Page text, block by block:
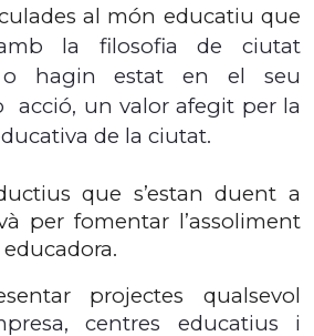
al món educatiu que
la filosofia de ciutat
o hagin estat en el seu
acció, un valor afegit per la
de la ciutat.
que s’estan duent a
per fomentar l’assoliment
projectes qualsevol
centres educatius i